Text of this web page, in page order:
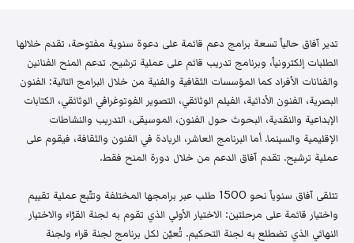
تدير آفاق حالياً تسعة برامج دعم قائمة على دعوة سنوية مفتوحة، تقدم خلالها
الطلبات إلكترونياً، وبرنامج تدريب قائم على عملية ترشيح. تدعم المنح الفنانين
والفنانات الأفراد كما المؤسسات الثقافية والفنية من خلال البرامج التالية: الفنون
البصرية، الفنون الأدائية، الفيلم الوثائقي، التصوير الفوتوغرافي الوثائقي، الكتابات
الإبداعية والنقدية، البحوث حول الفنون، الموسيقى، التدريب والنشاطات
الإقليمية والسينما. أما البرنامج العاشر، الريادة في الفنون والثقافة، فيقوم على
عملية ترشيح. تقدم آفاق الدعم من خلال دورة المنح فقط.
تتلقى آفاق سنوياً نحو 1500 طلب عبر برامجها المختلفة وتتّبع عملية تقييم
واختيار قائمة على مرحلتين: الاختيار الأولي الذي تقوم به لجنة القرّاء والاختيار
النهائي الذي تضطلع به لجنة التحكيم. تُعيّن لكل برنامج لجنة قراء ولجنة